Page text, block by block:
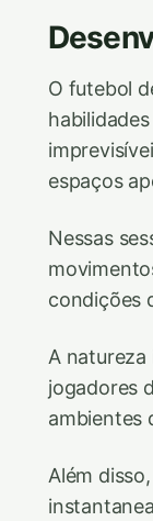
O futebol
espaços
Nessas
condições
A
jogadores
ambientes
Além